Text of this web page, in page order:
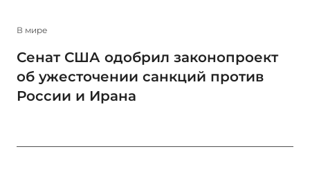
В мире
Сенат США одобрил законопроект
об ужесточении санкций против
России и Ирана